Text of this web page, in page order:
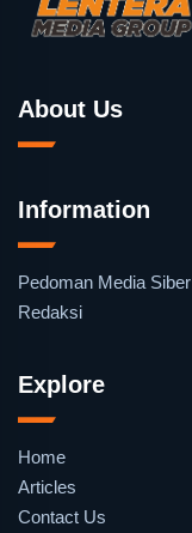
About Us
Information
Pedoman Media Siber
Redaksi
Explore
Home
Articles
Contact Us